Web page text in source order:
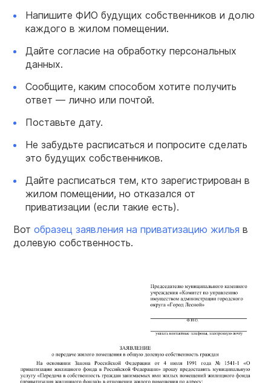
Напишите ФИО будущих собственников и долю
каждого в жилом помещении.
Дайте согласие на обработку персональных
данных.
Сообщите, каким способом хотите получить
ответ — лично или почтой.
Поставьте дату.
Не забудьте расписаться и попросите сделать
это будущих собственников.
Дайте расписаться тем, кто зарегистрирован в
жилом помещении, но отказался от
приватизации (если такие есть).
Вот образец заявления на приватизацию жилья в
долевую собственность.